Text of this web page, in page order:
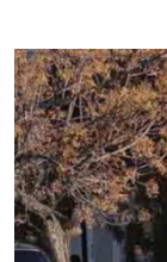
actividad
asistencia
vulnerables